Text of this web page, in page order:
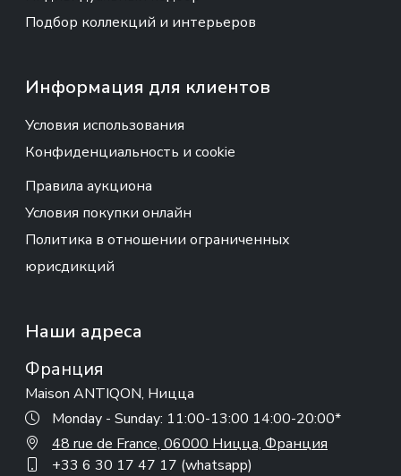
Подбор коллекций и интерьеров
Информация для клиентов
Условия использования
Конфиденциальность и cookie
Правила аукциона
Условия покупки онлайн
Политика в отношении ограниченных
юрисдикций
Наши адреса
Франция
Maison ANTIQON, Ницца
Monday - Sunday: 11:00-13:00 14:00-20:00*
48 rue de France, 06000 Ницца, Франция
+33 6 30 17 47 17 (whatsapp)